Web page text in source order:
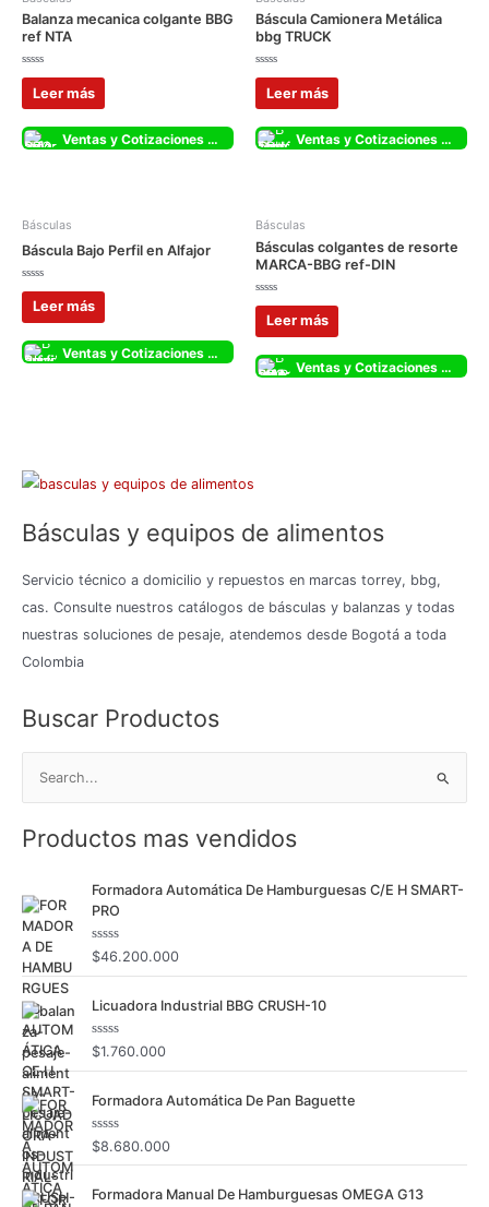
Básculas y equipos de alimentos
Servicio técnico a domicilio y repuestos en marcas torrey, bbg,
cas. Consulte nuestros catálogos de básculas y balanzas y todas
nuestras soluciones de pesaje, atendemos desde Bogotá a toda
Colombia
Buscar Productos
u
s
r
p
o
r
:
Productos mas vendidos
Formadora Automática De Hamburguesas C/E H SMART-
PRO
V
a
l
r
d
o
c
o
0
e
5
$46.200.000
Licuadora Industrial BBG CRUSH-10
V
a
l
r
d
o
c
o
0
$1.760.000
Formadora Automática De Pan Baguette
V
a
l
r
$8.680.000
Formadora Manual De Hamburguesas OMEGA G13
Balanza mecanica colgante BBG
ref NTA
Valorado
con
de
Leer más
Ventas y Cotizaciones Whatsapp
Báscula Camionera Metálica
bbg TRUCK
Valorado
con
de
Leer más
Ventas y Cotizaciones Whatsapp
Básculas
Báscula Bajo Perfil en Alfajor
Valorado
con
de
Leer más
Ventas y Cotizaciones Whatsapp
Básculas
Básculas colgantes de resorte
MARCA-BBG ref-DIN
Valorado
con
de
Leer más
Ventas y Cotizaciones Whatsapp